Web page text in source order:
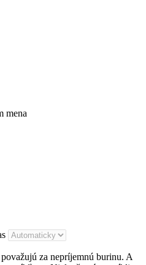
mena
za nepríjemnú burinu. A